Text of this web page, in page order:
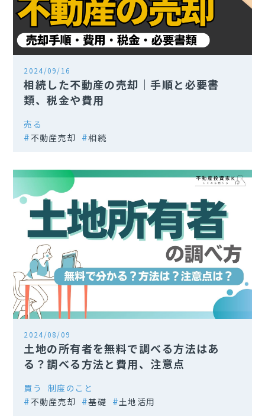
2024/09/16
相続した不動産の売却｜手順と必要書
類、税金や費用
売る
不動産売却
相続
2024/08/09
土地の所有者を無料で調べる方法はあ
る？調べる方法と費用、注意点
買う
制度のこと
不動産売却
基礎 土地活用